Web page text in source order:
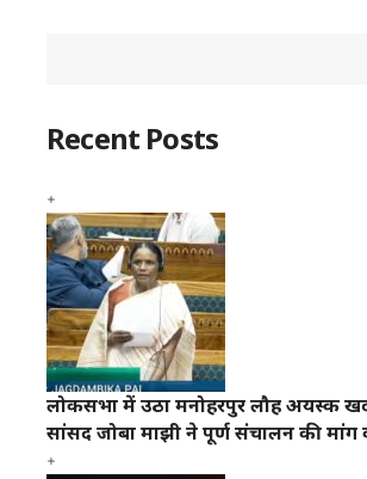
Recent Posts
लोकसभा में उठा मनोहरपुर लौह अयस्क
सांसद जोबा माझी ने पूर्ण संचालन की मांग